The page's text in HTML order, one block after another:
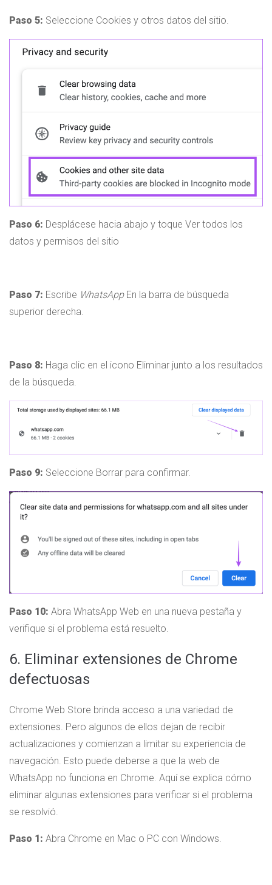
Paso 5: Seleccione Cookies y otros datos del sitio.
Paso 6: Desplácese hacia abajo y toque Ver todos los
datos y permisos del sitio
Paso 7: Escribe WhatsApp En la barra de búsqueda
superior derecha.
Paso 8: Haga clic en el icono Eliminar junto a los resultados
de la búsqueda.
Paso 9: Seleccione Borrar para confirmar.
Paso 10: Abra WhatsApp Web en una nueva pestaña y
verifique si el problema está resuelto.
6. Eliminar extensiones de Chrome
defectuosas
Chrome Web Store brinda acceso a una variedad de
extensiones. Pero algunos de ellos dejan de recibir
actualizaciones y comienzan a limitar su experiencia de
navegación. Esto puede deberse a que la web de
WhatsApp no ​​funciona en Chrome. Aquí se explica cómo
eliminar algunas extensiones para verificar si el problema
se resolvió.
Paso 1: Abra Chrome en Mac o PC con Windows.